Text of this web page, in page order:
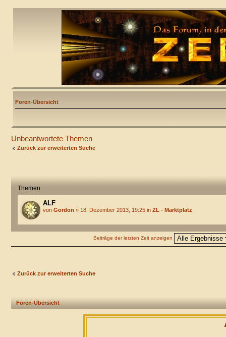
Foren-Übersicht
Unbeantwortete Themen
Zurück zur erweiterten Suche
Themen
ALF
von Gordon » 18. Dezember 2013, 19:25 in ZL - Marktplatz
Beiträge der letzten Zeit anzeigen
Zurück zur erweiterten Suche
Foren-Übersicht